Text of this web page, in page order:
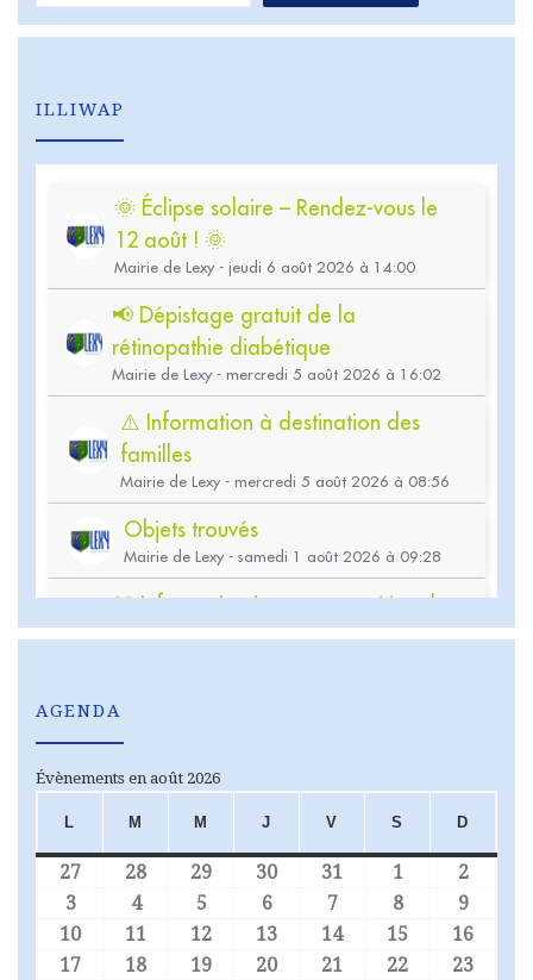
ILLIWAP
AGENDA
Évènements en août 2026
L LUNDIM MARDI
M MERCREDI
J JEUDIV VENDREDI
S SAMEDI
D
27 27 juillet 2026
28 28 juillet 2026
29 29 juillet 2026
30 30 juillet 2026
31 31 juillet 2026
1 1 août 2026
2
3 3 août 2026
44 août 2026
5 5 août 2026
6 6 août 2026
7 7 août 2026
8 8 août 2026
9
10 10 août 2026
11 11 août 2026
12 12 août 2026
13 13 août 2026
1414 août 2026
15 15 août 2026
16
17 17 août 2026
18 18 août 2026
19 19 août 2026
20 20 août 2026
21 21 août 2026
22 22 août 2026
23